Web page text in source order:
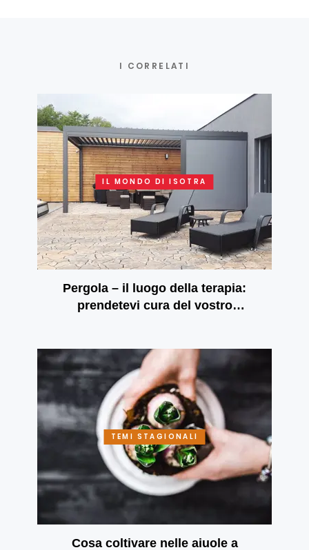
I CORRELATI
IL MONDO DI ISOTRA
Pergola – il luogo della terapia:
prendetevi cura del vostro
TEMI STAGIONALI
Cosa coltivare nelle aiuole a